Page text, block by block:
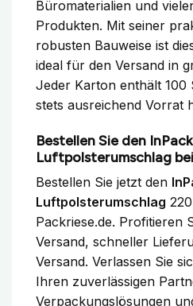
Büromaterialien und
Produkten. Mit seiner
robusten Bauweise ist
ideal für den Versand in
Jeder Karton enthält 100
stets ausreichend Vorrat
Bestellen Sie den
Luftpolsterumschlag
Bestellen Sie jetzt den
Luftpolsterumschlag
Packriese.de. Profitieren
Versand, schneller
Versand. Verlassen Sie
Ihren zuverlässigen
Verpackungslösungen